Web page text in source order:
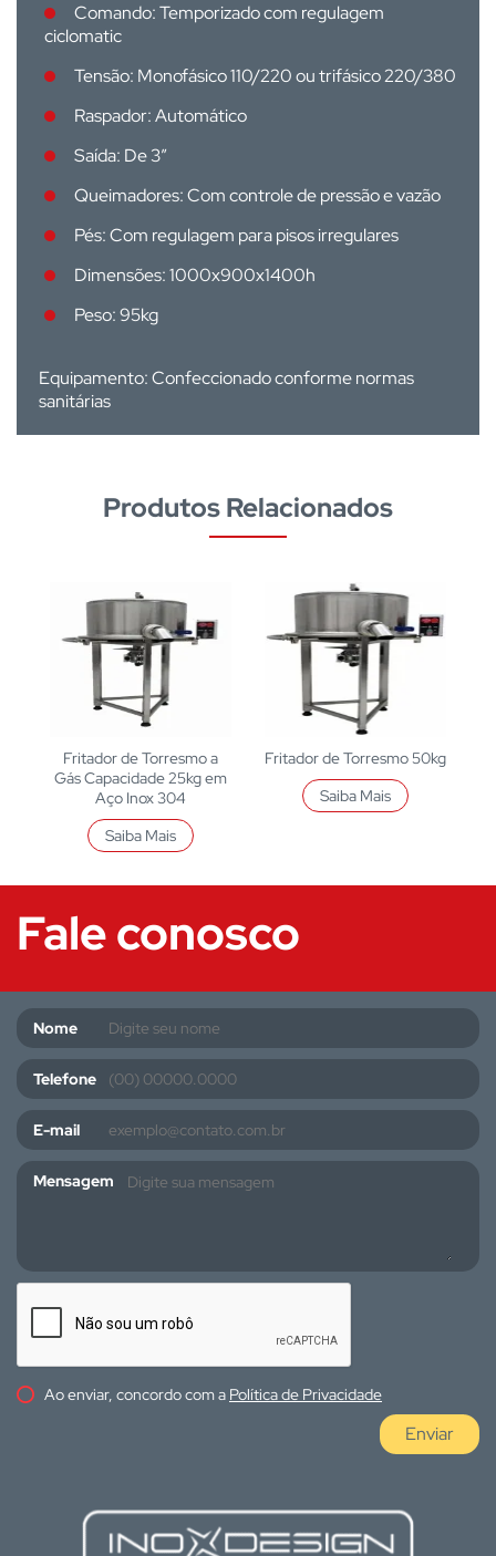
Comando: Temporizado com regulagem
ciclomatic
Tensão: Monofásico 110/220 ou trifásico 220/380
Raspador: Automático
Saída: De 3”
Queimadores: Com controle de pressão e vazão
Pés: Com regulagem para pisos irregulares
Dimensões: 1000x900x1400h
Peso: 95kg
Equipamento: Confeccionado conforme normas
sanitárias
Produtos Relacionados
Fritador de Torresmo a
Gás Capacidade 25kg em
Aço Inox 304
Saiba Mais
Fritador de Torresmo 50kg
Saiba Mais
Fale conosco
Nome
Telefone
E-mail
Mensagem
Ao enviar, concordo com a Política de Privacidade
Enviar